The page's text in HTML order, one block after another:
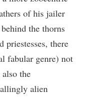
of his jailer
the thorns
priestesses, there
fabular genre) not
the
alien